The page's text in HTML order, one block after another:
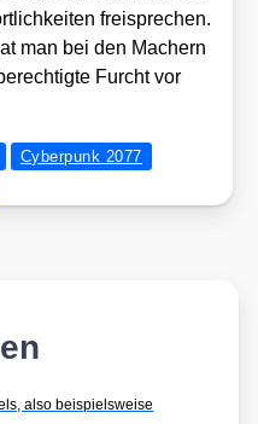
frei­spre­chen.
man bei den Machern
Furcht vor
Cyberpunk 2077
also beispielsweise